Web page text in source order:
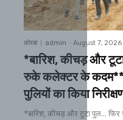
कोरबा admin August 7, 2026
*बारिश, कीचड़ और
रुके कलेक्टर के
पुलियों का किया
*बारिश, कीचड़ और टूटा पुल...